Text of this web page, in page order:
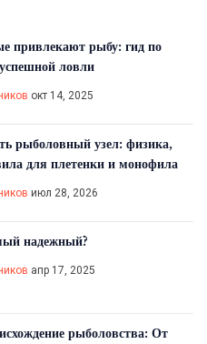
привлекают рыбу: гид по
ловли
окт 14, 2025
рыболовный узел: физика,
для плетенки и монофила
июл 28, 2026
надежный?
апр 17, 2025
рыболовства: От